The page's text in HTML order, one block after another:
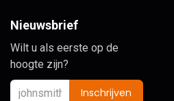
Nieuwsbrief
Wilt u als eerste op de
hoogte zijn?
Inschrijven